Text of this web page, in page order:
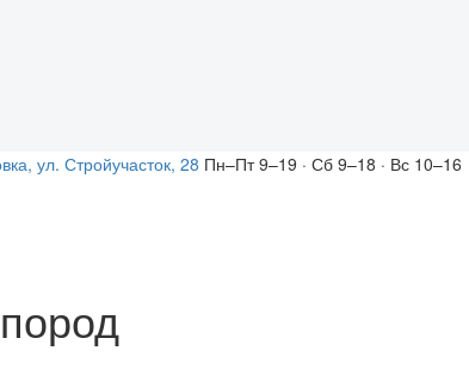
ул. Стройучасток, 28 Пн–Пт 9–19 · Сб 9–18 · Вс 10–16